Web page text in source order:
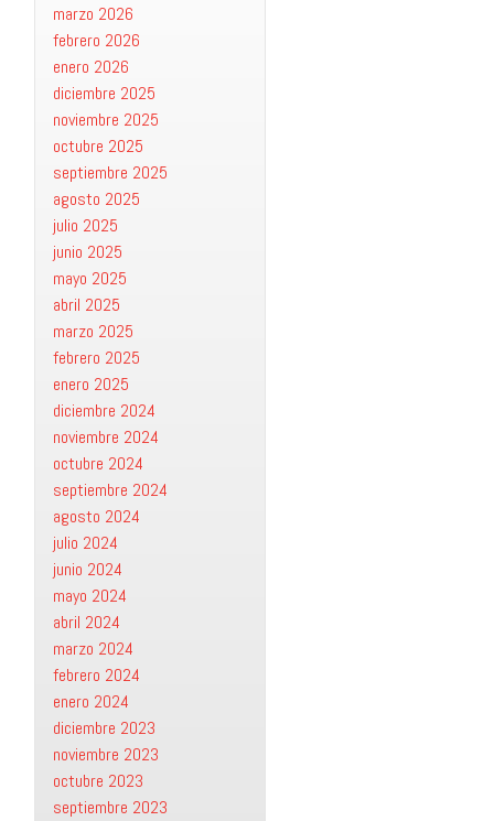
marzo 2026
febrero 2026
enero 2026
diciembre 2025
noviembre 2025
octubre 2025
septiembre 2025
agosto 2025
julio 2025
junio 2025
mayo 2025
abril 2025
marzo 2025
febrero 2025
enero 2025
diciembre 2024
noviembre 2024
octubre 2024
septiembre 2024
agosto 2024
julio 2024
junio 2024
mayo 2024
abril 2024
marzo 2024
febrero 2024
enero 2024
diciembre 2023
noviembre 2023
octubre 2023
septiembre 2023